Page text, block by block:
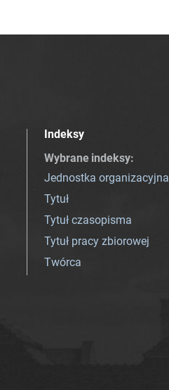
Indeksy
Wybrane indeksy:
Jednostka organizacyjna
Tytuł
Tytuł czasopisma
Tytuł pracy zbiorowej
Twórca